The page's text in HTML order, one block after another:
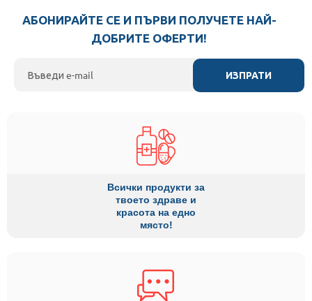
АБОНИРАЙТЕ СЕ И ПЪРВИ ПОЛУЧЕТЕ НАЙ-
ДОБРИТЕ ОФЕРТИ!
ИЗПРАТИ
Всички продукти за
твоето здраве и
красота на едно
място!